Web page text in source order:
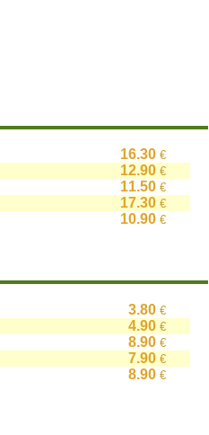
16.30 €
12.90 €
11.50 €
17.30 €
10.90 €
3.80 €
4.90 €
8.90 €
7.90 €
8.90 €